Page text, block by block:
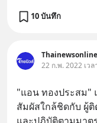
10 บันทึก
22 ก.พ. 2022 เว
"แอน ทองประสม"
สัมผัสใกล้ชิดกับ ผู้ติ
และปฏิบัติตามมาต